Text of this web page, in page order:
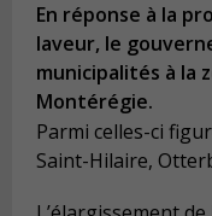
En réponse à la
laveur, le
municipalités à la
Montérégie.
Parmi celles-ci
Saint-Hilaire,